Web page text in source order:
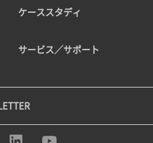
ケーススタディ
サービス／サポート